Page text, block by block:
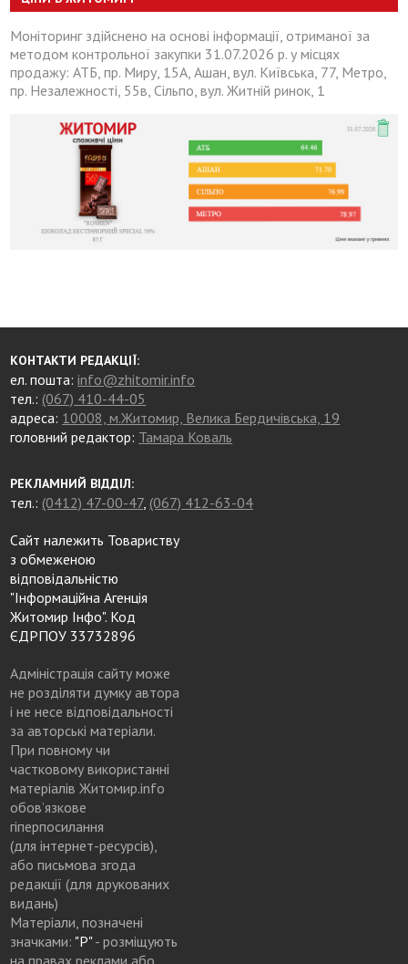
Моніторинг здійснено на основі інформації, отриманої за
методом контрольної закупки 31.07.2026 р. у місцях
продажу: АТБ, пр. Миру, 15А, Ашан, вул. Київська, 77, Метро,
пр. Незалежності, 55в, Сільпо, вул. Житній ринок, 1
КОНТАКТИ РЕДАКЦІЇ:
ел. пошта:info@zhitomir.info
тел.: (067) 410-44-05
адреса: 10008, м.Житомир, Велика Бердичівська, 19
головний редактор: Тамара Коваль
РЕКЛАМНИЙ ВІДДІЛ:
тел.: (0412) 47-00-47, (067) 412-63-04
Сайт належить Товариству
з обмеженою
відповідальністю
"Інформаційна Агенція
Житомир Інфо". Код
ЄДРПОУ 33732896
Адміністрація сайту може
не розділяти думку автора
і не несе відповідальності
за авторські матеріали.
При повному чи
частковому використанні
матеріалів Житомир.info
обов’язкове
гіперпосилання
(для інтернет-ресурсів),
або письмова згода
редакції (для друкованих
видань)
Матеріали, позначені
значками: "Р"- розміщують
на правах реклами або